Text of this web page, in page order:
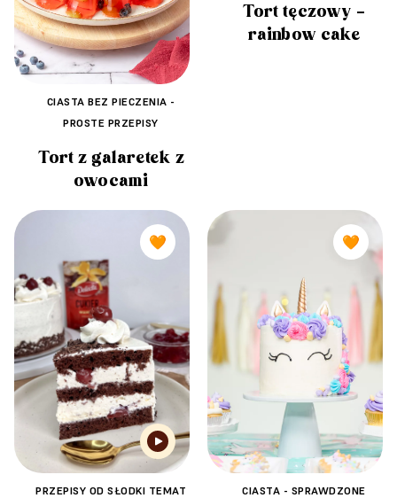
CIASTA BEZ PIECZENIA -
PROSTE PRZEPISY
Tort z galaretek z
owocami
Tort tęczowy –
rainbow cake
🧡
PRZEPISY OD SŁODKI TEMAT
🧡
CIASTA - SPRAWDZONE